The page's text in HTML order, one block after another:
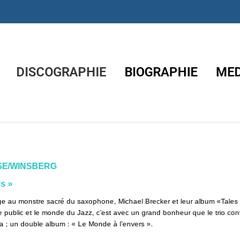
DISCOGRAPHIE BIOGRAPHIE
WINSBERG
»
au monstre sacré du saxophone, Michael Brecker et leur album «Tales
public et le monde du Jazz, c’est avec un grand bonheur que le trio
; un double album : « Le Monde à l’envers ».